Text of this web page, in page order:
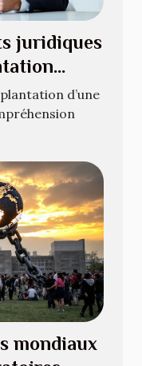
juridiques
d’une
mondiaux